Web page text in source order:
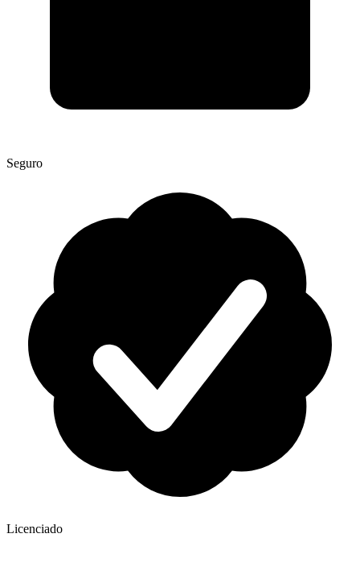
Seguro
Licenciado